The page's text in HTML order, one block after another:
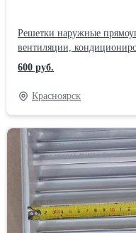
Решетки наружные
вентиляции,
притока и выброса
прямоугольную основу с
декоративными фланцами.
600 руб.
Красноярск